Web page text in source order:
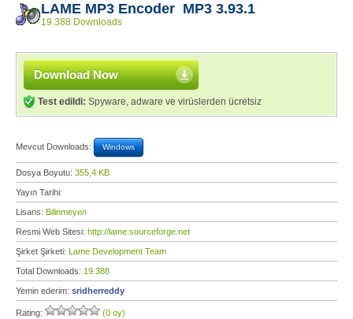
LAME MP3 Encoder MP3 3.93.1
19.388 Downloads
Download Now
Test edildi: Spyware, adware ve virüslerden ücretsiz
Mevcut Downloads: Windows
Dosya Boyutu: 355,4 KB
Yayın Tarihi:
Lisans: Bilinmeyen
Resmi Web Sitesi: http://lame.sourceforge.net
Şirket Şirketi: Lame Development Team
Total Downloads: 19.388
Yemin ederim: sridherreddy
Rating: (0 oy)